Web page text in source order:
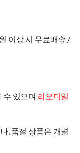
이상 시 무료배송 /
수 있으며 리오더일
, 품절 상품은 개별